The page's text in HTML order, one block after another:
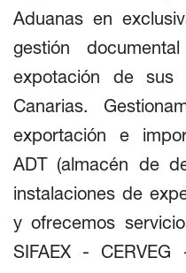
Aduanas en
gestión
expotación de sus
Canarias.
exportación e
ADT (almacén de
instalaciones de
y ofrecemos
SIFAEX -